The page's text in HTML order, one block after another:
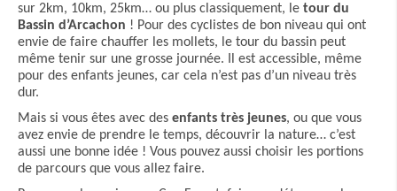
sur 2km, 10km, 25km… ou plus classiquement, le tour du
Bassin d’Arcachon ! Pour des cyclistes de bon niveau qui ont
envie de faire chauffer les mollets, le tour du bassin peut
même tenir sur une grosse journée. Il est accessible, même
pour des enfants jeunes, car cela n’est pas d’un niveau très
dur.
Mais si vous êtes avec des enfants très jeunes, ou que vous
avez envie de prendre le temps, découvrir la nature… c’est
aussi une bonne idée ! Vous pouvez aussi choisir les portions
de parcours que vous allez faire.